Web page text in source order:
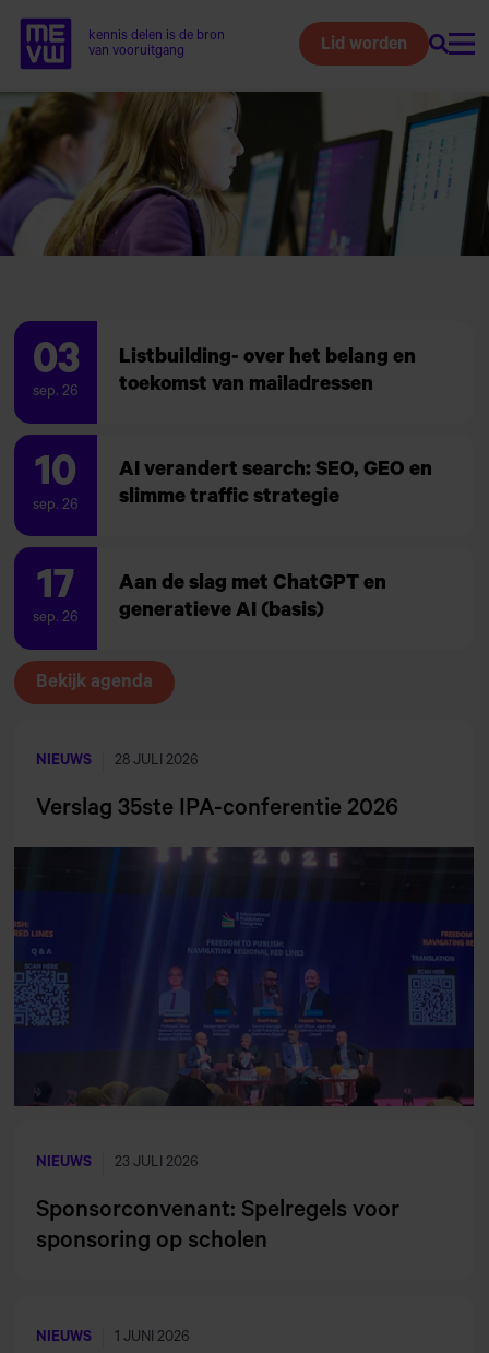
Naar
hoofdinhoud
Home van MEVW
kennis delen is de bron
van vooruitgang
Lid worden
03
sep. 26
Listbuilding- over het belang en
toekomst van mailadressen
10
sep. 26
AI verandert search: SEO, GEO en
slimme traffic strategie
17
sep. 26
Aan de slag met ChatGPT en
generatieve AI (basis)
Bekijk agenda
Verslag 35ste IPA-conferentie 2026
NIEUWS 28 JULI 2026
Sponsorconvenant: Spelregels voor
sponsoring op scholen
NIEUWS 23 JULI 2026
NIEUWS 1 JUNI 2026